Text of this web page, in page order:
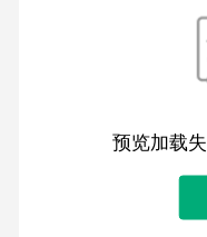
预览加载